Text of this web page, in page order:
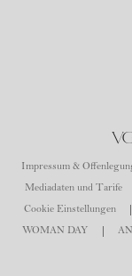
Impressum &
Mediadaten und Tarife
Cookie Einstellungen
WOMAN DAY